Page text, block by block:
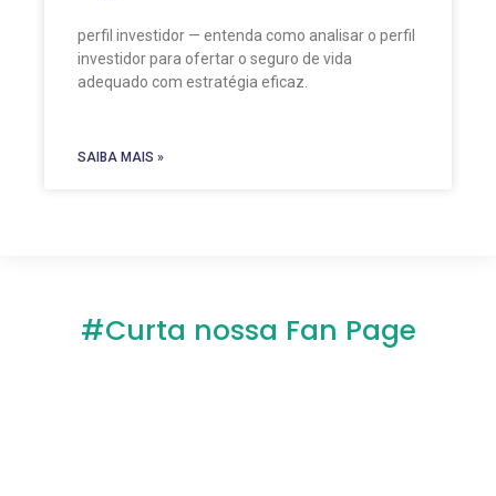
perfil investidor — entenda como analisar o perfil
investidor para ofertar o seguro de vida
adequado com estratégia eficaz.
SAIBA MAIS »
#Curta nossa Fan Page